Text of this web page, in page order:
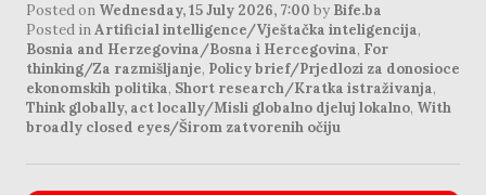
Posted on Wednesday, 15 July 2026, 7:00 by Bife.ba
Posted inArtificial intelligence/Vještačka inteligencija,
Bosnia and Herzegovina/Bosna i Hercegovina, For
thinking/Za razmišljanje, Policy brief/Prjedlozi za donosioce
ekonomskih politika, Short research/Kratka istraživanja,
Think globally, act locally/Misli globalno djeluj lokalno, With
broadly closed eyes/Širom zatvorenih očiju